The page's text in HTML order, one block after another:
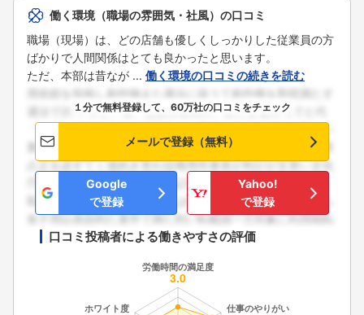
働く環境（職場の雰囲気・社風）の口コミ
職場（現場）は、どの店舗も優しくしっかりした従業員の方
ばかりで人間関係はとても良かったと思います。
ただ、本部は昔なが ... 働く環境の口コミの続きを読む
１分で無料登録して、60万社の口コミをチェック
メールで登録（無料）
Google
で登録
Yahoo!
で登録
口コミ投稿者による働きやすさの評価